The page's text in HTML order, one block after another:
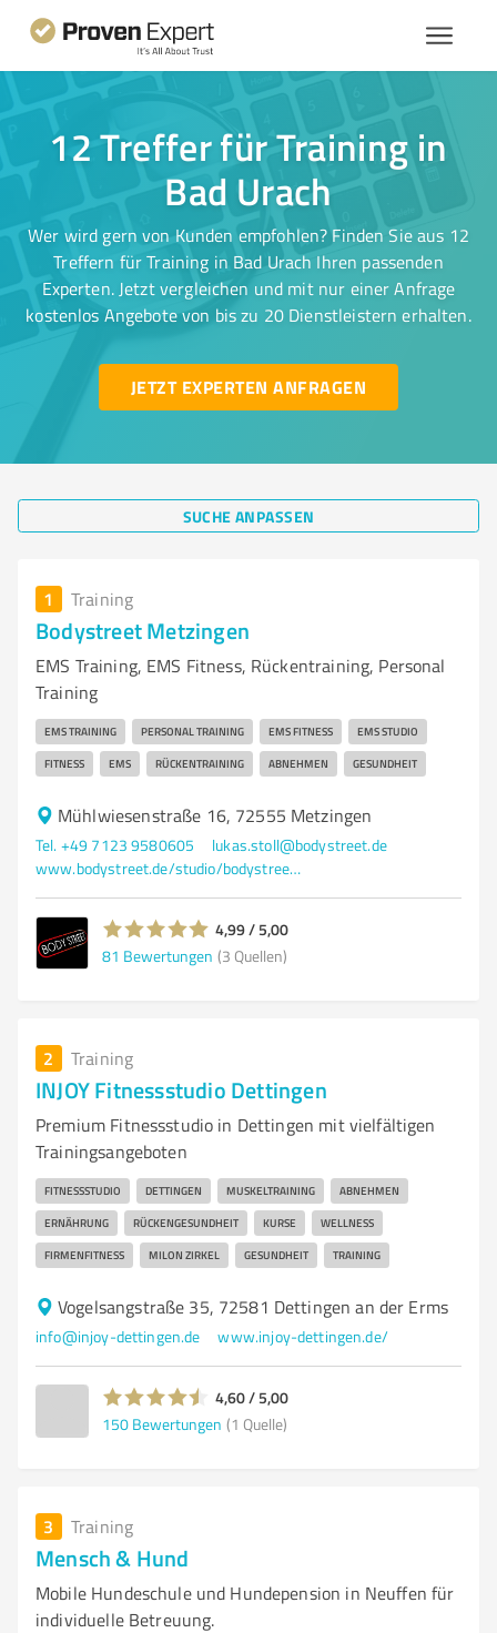
12 Treffer für Training in
Bad Urach
Wer wird gern von Kunden empfohlen? Finden Sie aus 12
Treffern für Training in Bad Urach Ihren passenden
Experten. Jetzt vergleichen und mit nur einer Anfrage
kostenlos Angebote von bis zu 20 Dienstleistern erhalten.
JETZT EXPERTEN ANFRAGEN
SUCHE ANPASSEN
1 Training
Bodystreet Metzingen
EMS Training, EMS Fitness, Rückentraining, Personal
Training
EMS TRAINING PERSONAL TRAINING EMS FITNESS EMS STUDIO
FITNESS EMS RÜCKENTRAINING ABNEHMEN GESUNDHEIT
Mühlwiesenstraße 16, 72555 Metzingen
Tel. +49 7123 9580605
lukas.stoll@bodystreet.de
www.bodystreet.de/studio/bodystreet-metzingen
4,99 / 5,00
81 Bewertungen (3 Quellen)
2 Training
INJOY Fitnessstudio Dettingen
Premium Fitnessstudio in Dettingen mit vielfältigen
Trainingsangeboten
FITNESSSTUDIO DETTINGEN MUSKELTRAINING ABNEHMEN
ERNÄHRUNG RÜCKENGESUNDHEIT KURSE WELLNESS
FIRMENFITNESS MILON ZIRKEL GESUNDHEIT TRAINING
Vogelsangstraße 35, 72581 Dettingen an der Erms
info@injoy-dettingen.de www.injoy-dettingen.de/
4,60 / 5,00
150 Bewertungen (1 Quelle)
3 Training
Mensch & Hund
Mobile Hundeschule und Hundepension in Neuffen für
individuelle Betreuung.